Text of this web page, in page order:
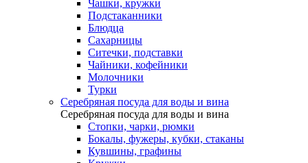
Чашки, кружки
Подстаканники
Блюдца
Сахарницы
Ситечки, подставки
Чайники, кофейники
Молочники
Турки
Серебряная посуда для воды и вина
Серебряная посуда для воды и вина
Стопки, чарки, рюмки
Бокалы, фужеры, кубки, стаканы
Кувшины, графины